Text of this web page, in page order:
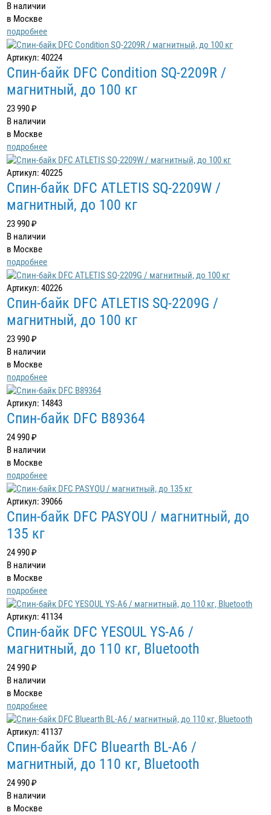
В наличии
в Москве
подробнее
Артикул: 40224
Спин-байк DFC Condition SQ-2209R /
магнитный, до 100 кг
23 990 ₽
В наличии
в Москве
подробнее
Артикул: 40225
Спин-байк DFC ATLETIS SQ-2209W /
магнитный, до 100 кг
23 990 ₽
В наличии
в Москве
подробнее
Артикул: 40226
Спин-байк DFC ATLETIS SQ-2209G /
магнитный, до 100 кг
23 990 ₽
В наличии
в Москве
подробнее
Артикул: 14843
Спин-байк DFC B89364
24 990 ₽
В наличии
в Москве
подробнее
Артикул: 39066
Спин-байк DFC PASYOU / магнитный, до
135 кг
24 990 ₽
В наличии
в Москве
подробнее
Артикул: 41134
Спин-байк DFC YESOUL YS-A6 /
магнитный, до 110 кг, Bluetooth
24 990 ₽
В наличии
в Москве
подробнее
Артикул: 41137
Спин-байк DFC Bluearth BL-A6 /
магнитный, до 110 кг, Bluetooth
24 990 ₽
В наличии
в Москве